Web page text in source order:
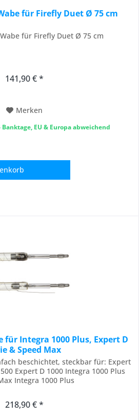
für Firefly Duet Ø 75 cm
für Firefly Duet Ø 75 cm
141,90 € *
Merken
EU & Europa abweichend
für Integra 1000 Plus, Expert D
& Speed Max
beschichtet, steckbar für: Expert
Expert D 1000 Integra 1000 Plus
Integra 1000 Plus
218,90 € *